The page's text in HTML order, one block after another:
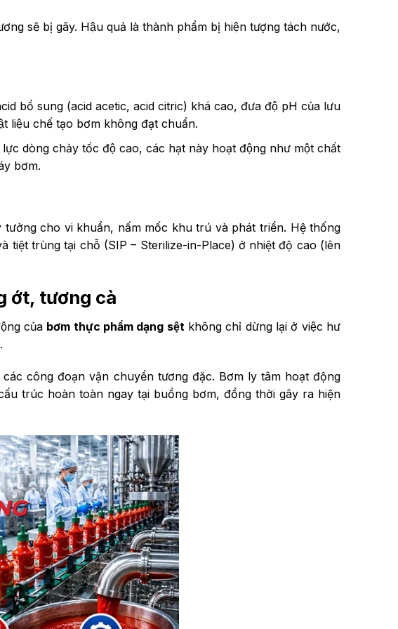
sẽ bị gãy. Hậu quả là thành phẩm bị hiện tượng tách nước,
bổ sung (acid acetic, acid citric) khá cao, đưa độ pH của lưu
liệu chế tạo bơm không đạt chuẩn.
dòng chảy tốc độ cao, các hạt này hoạt động như một chất
bơm.
tưởng cho vi khuẩn, nấm mốc khu trú và phát triển. Hệ thống
tiệt trùng tại chỗ (SIP – Sterilize-in-Place) ở nhiệt độ cao (lên
ớt, tương cà
của bơm thực phẩm dạng sệtkhông chỉ dừng lại ở việc hư
công đoạn vận chuyển tương đặc. Bơm ly tâm hoạt động
trúc hoàn toàn ngay tại buồng bơm, đồng thời gây ra hiện